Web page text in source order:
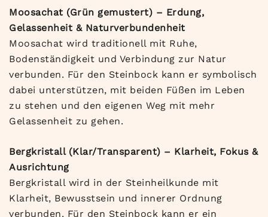
Moosachat (Grün gemustert) – Erdung,
Gelassenheit & Naturverbundenheit
Moosachat wird traditionell mit Ruhe,
Bodenständigkeit und Verbindung zur Natur
verbunden. Für den Steinbock kann er symbolisch
dabei unterstützen, mit beiden Füßen im Leben
zu stehen und den eigenen Weg mit mehr
Gelassenheit zu gehen.
Bergkristall (Klar/Transparent) – Klarheit, Fokus &
Ausrichtung
Bergkristall wird in der Steinheilkunde mit
Klarheit, Bewusstsein und innerer Ordnung
verbunden. Für den Steinbock kann er ein